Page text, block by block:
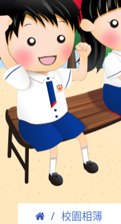
校園相簿